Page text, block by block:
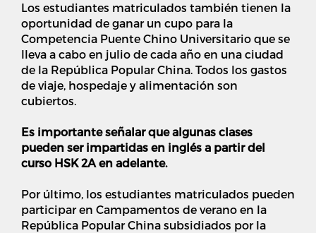
Los estudiantes matriculados también tienen la
oportunidad de ganar un cupo para la
Competencia Puente Chino Universitario que se
lleva a cabo en julio de cada año en una ciudad
de la República Popular China. Todos los gastos
de viaje, hospedaje y alimentación son
cubiertos.
Es importante señalar que algunas clases
pueden ser impartidas en inglés a partir del
curso HSK 2A en adelante.
Por último, los estudiantes matriculados pueden
participar en Campamentos de verano en la
República Popular China subsidiados por la